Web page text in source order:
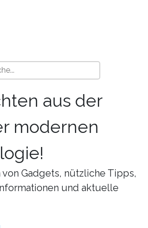
aus der
modernen
Gadgets, nützliche Tipps,
und aktuelle